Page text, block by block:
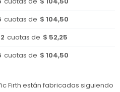
cuotas de $ 104,50
cuotas de $ 52,25
cuotas de $ 104,50
Firth están fabricadas siguiendo